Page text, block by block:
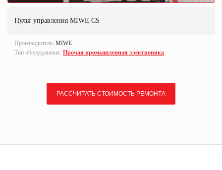
Пульт управления MIWE CS
Производитель: MIWE
Тип оборудования: Прочая промышленная электроника
РАССЧИТАТЬ СТОИМОСТЬ РЕМОНТА